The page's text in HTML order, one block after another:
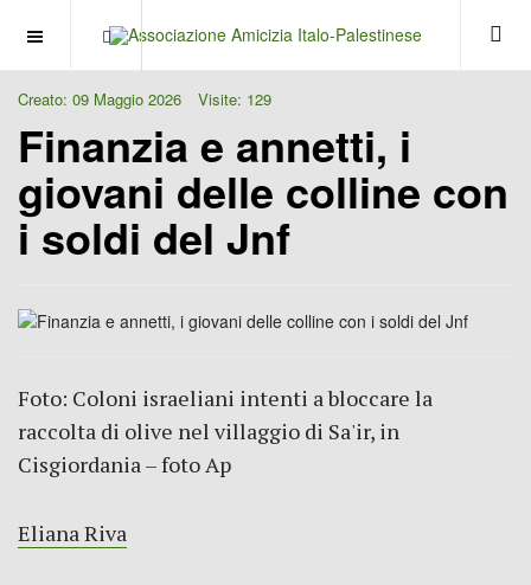
OFF CANVAS
Creato: 09 Maggio 2026 Visite: 129
Finanzia e annetti, i
giovani delle colline con
i soldi del Jnf
Foto: Coloni israeliani intenti a bloccare la
raccolta di olive nel villaggio di Sa'ir, in
Cisgiordania – foto Ap
Eliana Riva